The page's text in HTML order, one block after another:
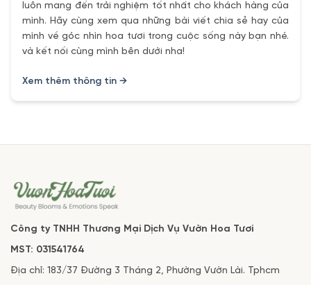
luôn mang đến trải nghiệm tốt nhất cho khách hàng của
mình. Hãy cùng xem qua những bài viết chia sẻ hay của
mình về góc nhìn hoa tươi trong cuộc sống này bạn nhé.
và kết nối cùng mình bên dưới nha!
Xem thêm thông tin →
Công ty TNHH Thương Mại Dịch Vụ Vườn Hoa Tươi
MST: 031541764
Địa chỉ: 183/37 Đường 3 Tháng 2, Phường Vườn Lài. Tphcm